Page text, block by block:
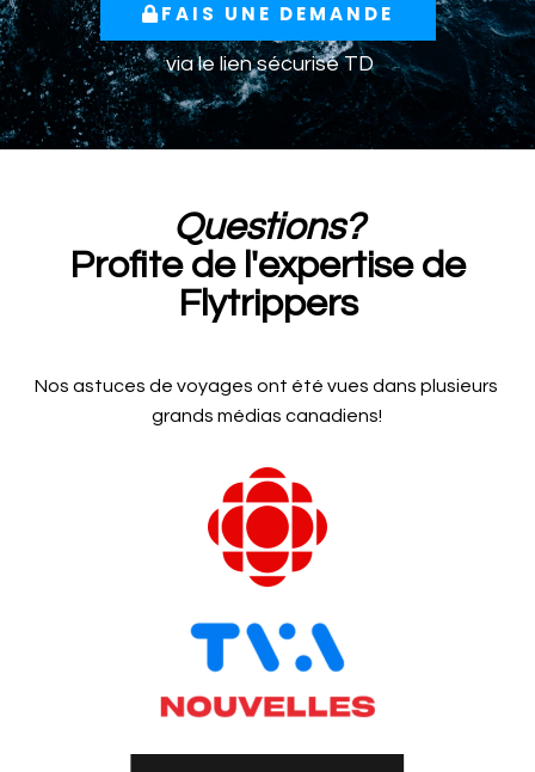
FAIS UNE DEMANDE
via le lien sécurisé TD
Questions?
Profite de l'expertise de
Flytrippers
Nos astuces de voyages ont été vues dans plusieurs
grands médias canadiens!